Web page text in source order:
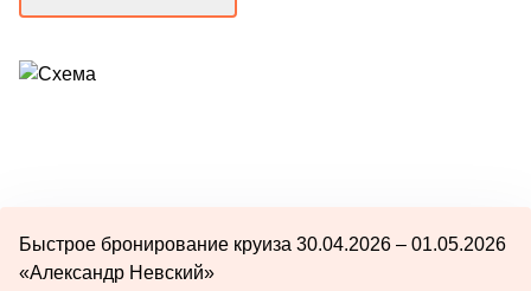
Быстрое бронирование круиза 30.04.2026 – 01.05.2026
«Александр Невский»